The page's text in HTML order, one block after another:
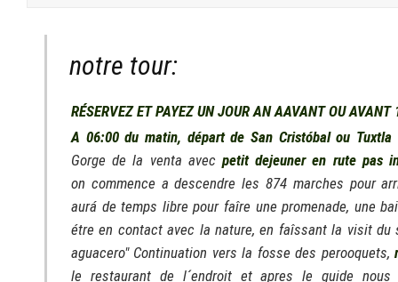
notre tour:
RÉSERVEZ ET PAYEZ UN JOUR AN AAVANT OU AVANT
A 06:00 du matin, départ de San Cristóbal ou Tuxtla
Gorge de la venta avec petit dejeuner en rute pas
on commence a descendre les 874 marches pour
aurá de temps libre pour faîre une promenade, une
étre en contact avec la nature, en faîssant la visit du
aguacero" Continuation vers la fosse des perooquets,
le restaurant de l´endroit et apres le guide nous